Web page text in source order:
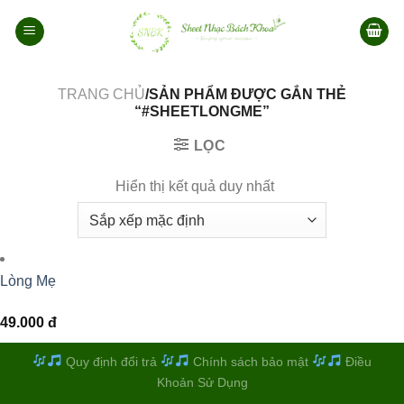
qua
TRANG CHỦ/SẢN PHẨM ĐƯỢC GẮN THẺ
“#SHEETLONGME”
LỌC
Hiển thị kết quả duy nhất
Lòng Mẹ
49.000 đ
Quy định đổi trả Chính sách bảo mật
Điều
Khoản Sử Dụng